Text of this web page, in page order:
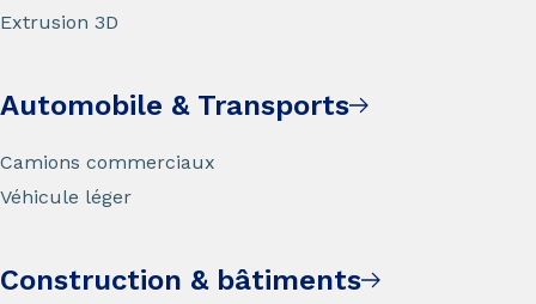
Extrusion 3D
Automobile & Transports
Camions commerciaux
Véhicule léger
Construction & bâtiments